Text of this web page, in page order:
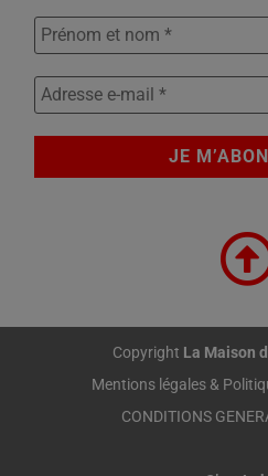
Copyright La Maison
Mentions légales &
CONDITIONS